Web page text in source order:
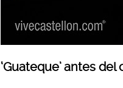
‘Guateque’ antes